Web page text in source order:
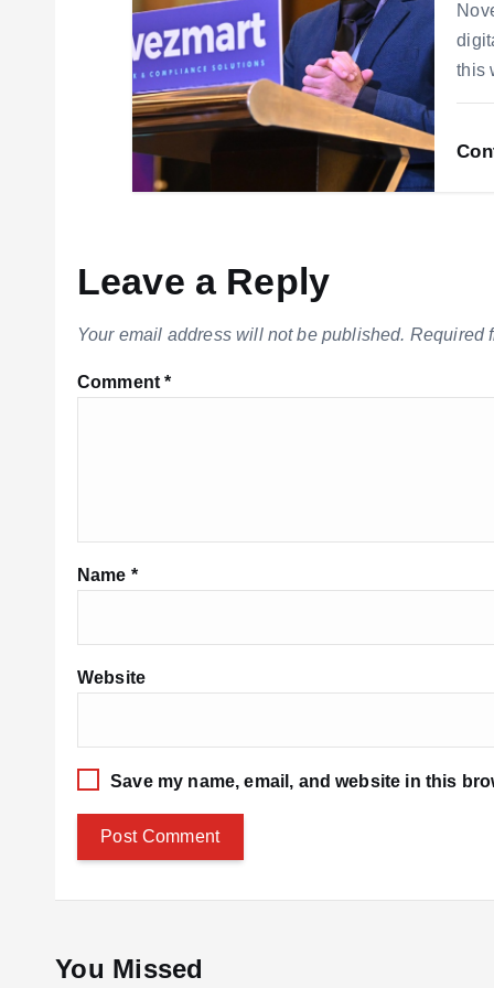
this
Leave a Reply
Your email address will not be published. Required
Comment*
Name *
Website
Save my name, email, and website in this
You Missed